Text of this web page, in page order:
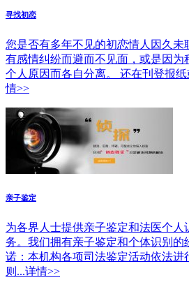
寻找初恋
您是否有多年不见的初恋情人因久未
有感情纠纷而避而不见面，或是因为
个人原因而各自分离。 还在刊登报
情>>
亲子鉴定
为各界人士提供亲子鉴定和法医个人
务。我们拥有亲子鉴定和个体识别的
诺：本机构各项司法鉴定活动依法进
则...详情>>